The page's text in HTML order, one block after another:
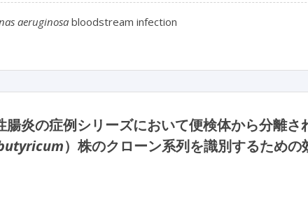
aeruginosabloodstream infection
の症例シリーズにおいて便検体から分離さ
）株のクローン系列を識別するための